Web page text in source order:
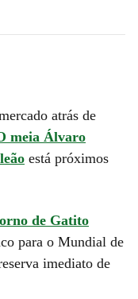
atrás de
meia Álvaro
está próximos
de Gatito
para o Mundial de
imediato de